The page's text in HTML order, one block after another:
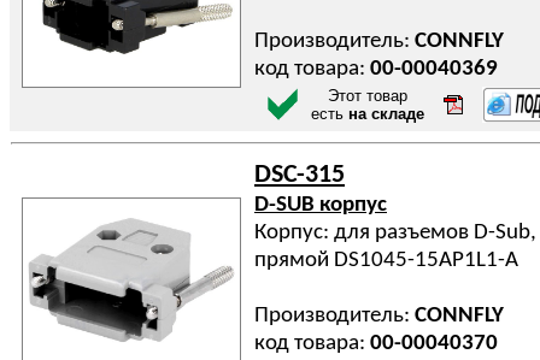
Производитель: CONNFLY
код товара: 00-00040369
Этот товар
есть на складе
DSC-315
D-SUB корпус
Корпус: для разъемов D-
прямой DS1045-15AP1L1-A
Производитель: CONNFLY
код товара: 00-00040370